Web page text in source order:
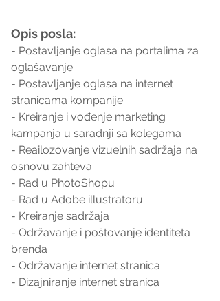
Opis posla:
- Postavljanje oglasa na portalima za
oglašavanje
- Postavljanje oglasa na internet
stranicama kompanije
- Kreiranje i vođenje marketing
kampanja u saradnji sa kolegama
- Reailozovanje vizuelnih sadržaja na
osnovu zahteva
- Rad u PhotoShopu
- Rad u Adobe illustratoru
- Kreiranje sadržaja
- Održavanje i poštovanje identiteta
brenda
- Održavanje internet stranica
- Dizajniranje internet stranica